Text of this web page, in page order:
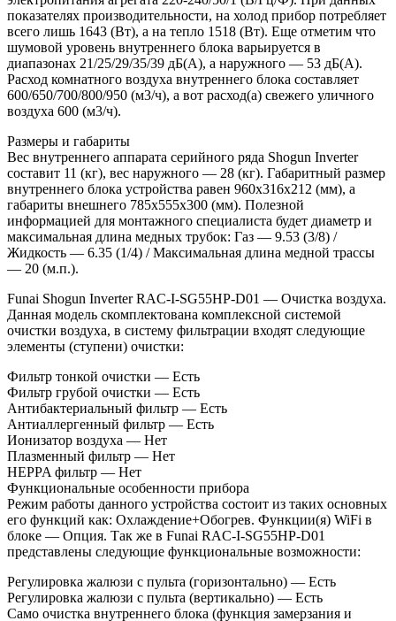
показателях производительности, на холод прибор потребляет
всего лишь 1643 (Вт), а на тепло 1518 (Вт). Еще отметим что
шумовой уровень внутреннего блока варьируется в
диапазонах 21/25/29/35/39 дБ(А), а наружного — 53 дБ(А).
Расход комнатного воздуха внутреннего блока составляет
600/650/700/800/950 (м3/ч), а вот расход(а) свежего уличного
воздуха 600 (м3/ч).
Размеры и габариты
Вес внутреннего аппарата серийного ряда Shogun Inverter
составит 11 (кг), вес наружного — 28 (кг). Габаритный размер
внутреннего блока устройства равен 960x316x212 (мм), а
габариты внешнего 785x555x300 (мм). Полезной
информацией для монтажного специалиста будет диаметр и
максимальная длина медных трубок: Газ — 9.53 (3/8) /
Жидкость — 6.35 (1/4) / Максимальная длина медной трассы
— 20 (м.п.).
Funai Shogun Inverter RAC-I-SG55HP-D01 — Очистка воздуха.
Данная модель скомплектована комплексной системой
очистки воздуха, в систему фильтрации входят следующие
элементы (ступени) очистки:
Фильтр тонкой очистки — Есть
Фильтр грубой очистки — Есть
Антибактериальный фильтр — Есть
Антиаллергенный фильтр — Есть
Ионизатор воздуха — Нет
Плазменный фильтр — Нет
HEPPA фильтр — Нет
Функциональные особенности прибора
Режим работы данного устройства состоит из таких основных
его функций как: Охлаждение+Обогрев. Функции(я) WiFi в
блоке — Опция. Так же в Funai RAC-I-SG55HP-D01
представлены следующие функциональные возможности:
Регулировка жалюзи с пульта (горизонтально) — Есть
Регулировка жалюзи с пульта (вертикально) — Есть
Само очистка внутреннего блока (функция замерзания и